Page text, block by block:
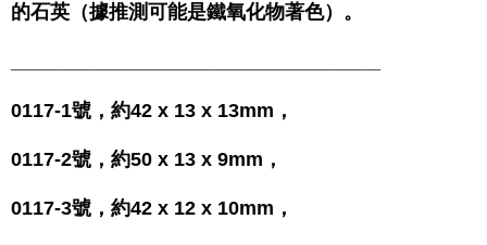
的石英（據推測可能是鐵氧化物著色）。
0117-1號，約42 x 13 x 13mm，
0117-2號，約50 x 13 x 9mm，
0117-3號，約42 x 12 x 10mm，